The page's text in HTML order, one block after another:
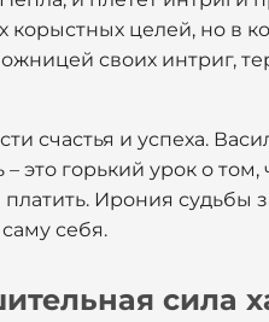
целей, но в
своих интриг,
счастья и успеха.
это горький урок о том,
Ирония судьбы
себя.
сила